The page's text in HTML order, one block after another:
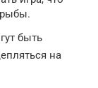
рыбы.
быть
на